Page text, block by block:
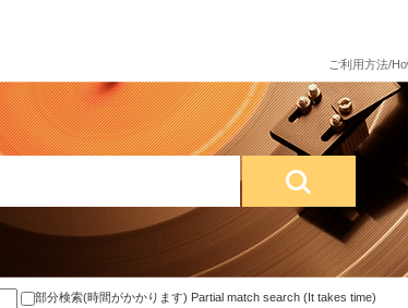
ご利用方法/
部分検索(時間がかかります) Partial match search (It takes time)